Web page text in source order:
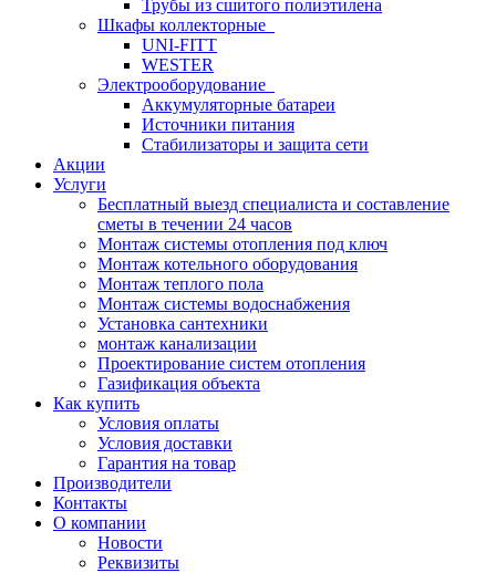
Трубы из сшитого полиэтилена
Шкафы коллекторные
UNI-FITT
WESTER
Электрооборудование
Аккумуляторные батареи
Источники питания
Стабилизаторы и защита сети
Акции
Услуги
Бесплатный выезд специалиста и составление
сметы в течении 24 часов
Монтаж системы отопления под ключ
Монтаж котельного оборудования
Монтаж теплого пола
Монтаж системы водоснабжения
Установка сантехники
монтаж канализации
Проектирование систем отопления
Газификация объекта
Как купить
Условия оплаты
Условия доставки
Гарантия на товар
Производители
Контакты
О компании
Новости
Реквизиты